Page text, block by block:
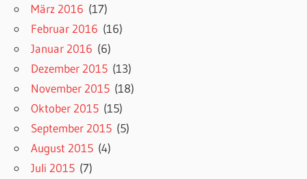
März 2016 (17)
Februar 2016 (16)
Januar 2016 (6)
Dezember 2015 (13)
November 2015 (18)
Oktober 2015 (15)
September 2015 (5)
August 2015 (4)
Juli 2015 (7)